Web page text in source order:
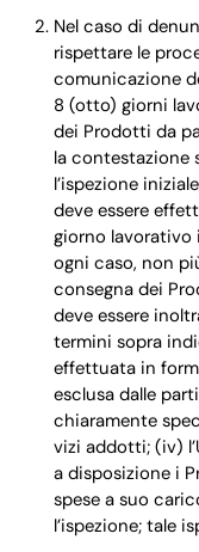
Nel caso di
rispettare le
comunicazione
8 (otto) giorni
dei Prodotti da
la contestazione
l’ispezione
deve essere
giorno lavorativo
ogni caso, non
consegna dei
deve essere
termini sopra
effettuata in
esclusa dalle
chiaramente
vizi addotti; (iv)
a disposizione i
spese a suo
l’ispezione; tale